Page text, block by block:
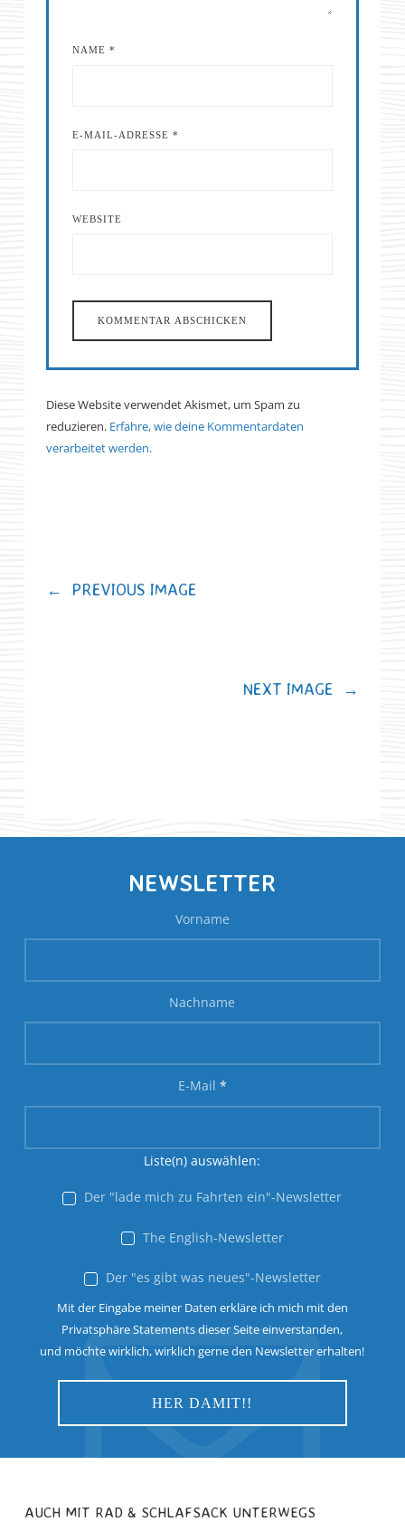
NAME *
E-MAIL-ADRESSE *
WEBSITE
Diese Website verwendet Akismet, um Spam zu
reduzieren. Erfahre, wie deine Kommentardaten
verarbeitet werden.
← PREVIOUS IMAGE
NEXT IMAGE →
NEWSLETTER
Vorname
Nachname
E-Mail *
Liste(n) auswählen:
Der "lade mich zu Fahrten ein"-Newsletter
The English-Newsletter
Der "es gibt was neues"-Newsletter
Mit der Eingabe meiner Daten erkläre ich mich mit den
Privatsphäre Statements dieser Seite einverstanden,
und möchte wirklich, wirklich gerne den Newsletter erhalten!
AUCH MIT RAD & SCHLAFSACK UNTERWEGS